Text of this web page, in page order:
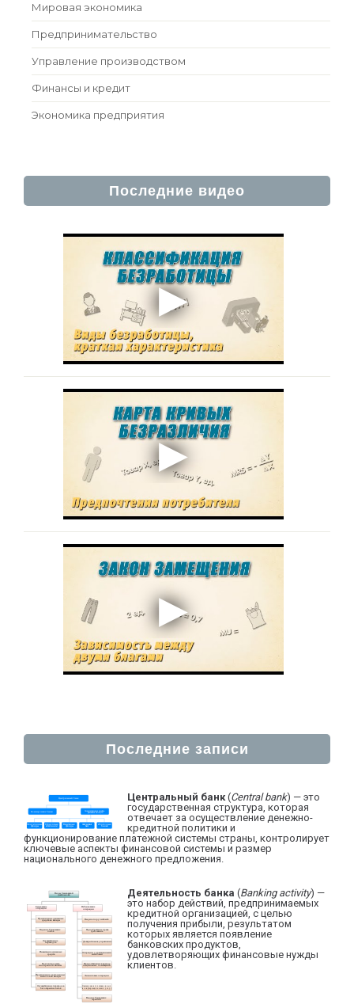
Мировая экономика
Предпринимательство
Управление производством
Финансы и кредит
Экономика предприятия
Последние видео
Последние записи
Центральный банк(Central bank) — это
государственная структура, которая
отвечает за осуществление денежно-
кредитной политики и
функционирование платежной системы страны, контролирует
ключевые аспекты финансовой системы и размер
национального денежного предложения.
Деятельность банка (Banking activity) —
это набор действий, предпринимаемых
кредитной организацией, с целью
получения прибыли, результатом
которых является появление
банковских продуктов,
удовлетворяющих финансовые нужды
клиентов.